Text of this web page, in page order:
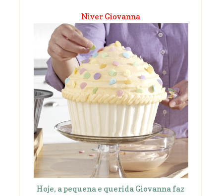
Niver Giovanna
Hoje, a pequena e querida Giovanna faz